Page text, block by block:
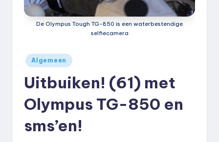
De Olympus Tough TG-850 is een waterbestendige
selfiecamera
Geplaatst
in
Algemeen
Uitbuiken! (61) met
Olympus TG-850 en
sms’en!